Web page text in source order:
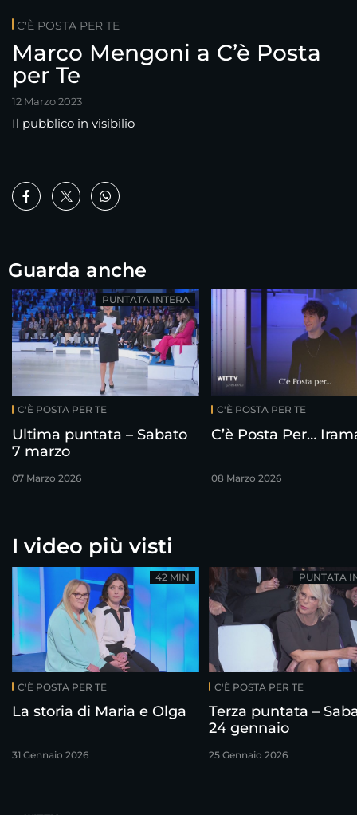
C'È POSTA PER TE
Marco Mengoni a C’è Posta
per Te
12 Marzo 2023
Il pubblico in visibilio
Guarda anche
C'È POSTA PER TE
Ultima puntata – Sabato
7 marzo
07 Marzo 2026
PUNTATA INTERA
C'È POSTA PER TE
C’è Posta Per…
08 Marzo 2026
I video più visti
C'È POSTA PER TE
La storia di Maria e Olga
31 Gennaio 2026
42 MIN
C'È POSTA PER TE
Terza puntata –
24 gennaio
25 Gennaio 2026
PUNTATA